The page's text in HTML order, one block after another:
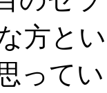
方と
って